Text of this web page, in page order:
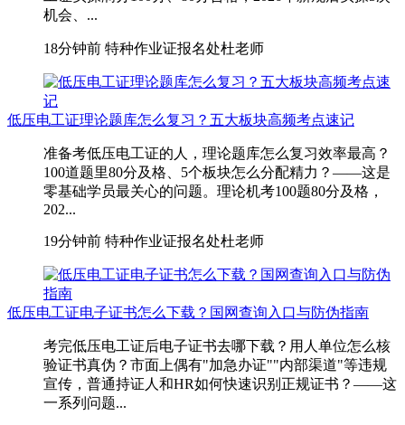
机会、...
18分钟前 特种作业证报名处杜老师
低压电工证理论题库怎么复习？五大板块高频考点速记
准备考低压电工证的人，理论题库怎么复习效率最高？
100道题里80分及格、5个板块怎么分配精力？——这是
零基础学员最关心的问题。理论机考100题80分及格，
202...
19分钟前 特种作业证报名处杜老师
低压电工证电子证书怎么下载？国网查询入口与防伪指南
考完低压电工证后电子证书去哪下载？用人单位怎么核
验证书真伪？市面上偶有"加急办证""内部渠道"等违规
宣传，普通持证人和HR如何快速识别正规证书？——这
一系列问题...